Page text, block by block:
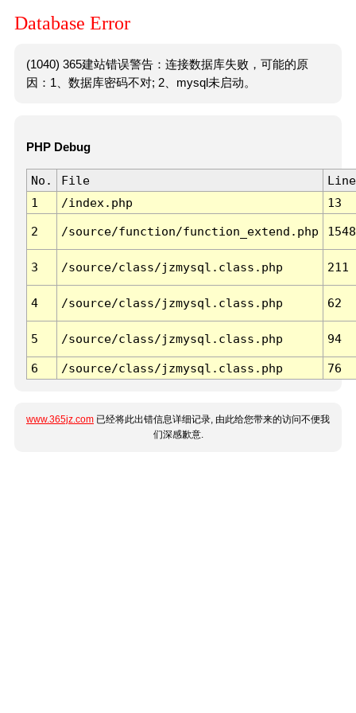
Database Error
(1040) 365建站错误警告：连接数据库失败，可能的原
因：1、数据库密码不对; 2、mysql未启动。
PHP Debug
No. File
Line
1
/index.php 13
2 /source/function/function_extend.php 1548
3 /source/class/jzmysql.class.php 211
4 /source/class/jzmysql.class.php 62
5 /source/class/jzmysql.class.php 94
6 /source/class/jzmysql.class.php 76
www.365jz.com 已经将此出错信息详细记录, 由此给您带来的访问不便我
们深感歉意.